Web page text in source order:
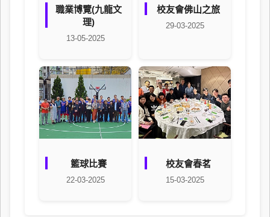
職業博覽(九龍文
理)
13-05-2025
校友會佛山之旅
29-03-2025
籃球比賽
22-03-2025
校友會春茗
15-03-2025